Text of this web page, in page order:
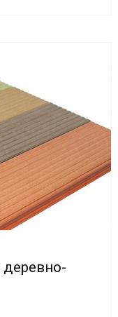
деревно-